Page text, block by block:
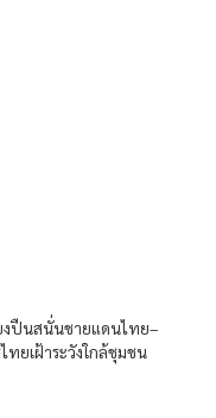
งปืนสนั่นชายแดนไทย–
ยเฝ้าระวังใกล้ชุมชน